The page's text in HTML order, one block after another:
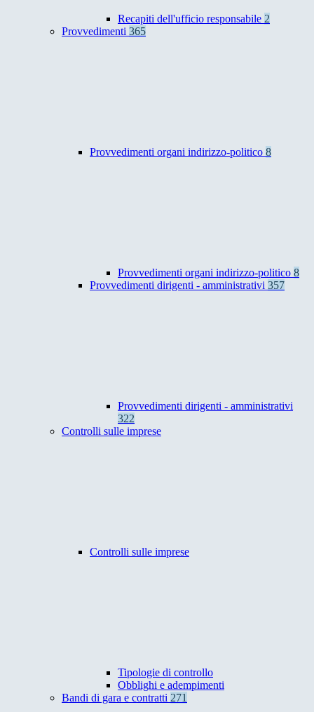
Recapiti dell'ufficio responsabile 2
Provvedimenti 365
Provvedimenti organi indirizzo-politico 8
Provvedimenti organi indirizzo-politico 8
Provvedimenti dirigenti - amministrativi 357
Provvedimenti dirigenti - amministrativi
322
Controlli sulle imprese
Controlli sulle imprese
Tipologie di controllo
Obblighi e adempimenti
Bandi di gara e contratti 271